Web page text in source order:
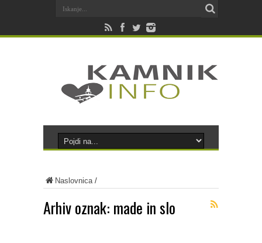
Naslovnica/
Arhiv oznak: made in slo